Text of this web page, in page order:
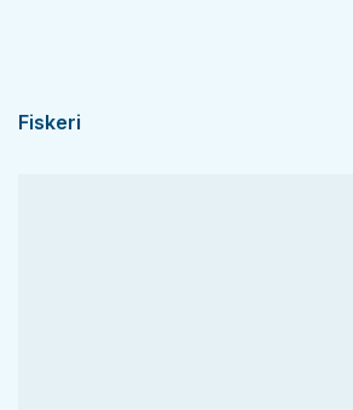
Fiskeri